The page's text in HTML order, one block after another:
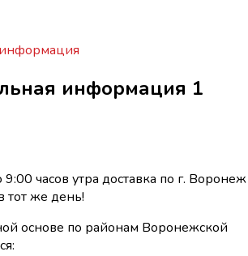
информация 1
часов утра доставка по г. Воронеж
тот же день!
основе по районам Воронежской